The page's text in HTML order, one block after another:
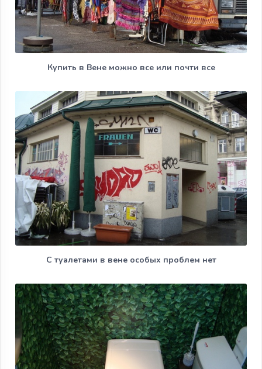
Купить в Вене можно все или почти все
С туалетами в вене особых проблем нет